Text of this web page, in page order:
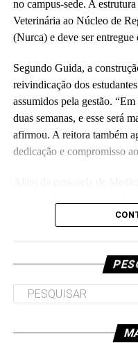
(Fhagner Soares, estagiário
no campus-sede. A
Veterinária ao Núcleo de
(Nurca) e deve ser entregue
Segundo Guida, a
reivindicação dos
assumidos pela gestão.
duas semanas, e esse será
afirmou. A reitora também
dedicação e compromisso
e deve ser entregue em